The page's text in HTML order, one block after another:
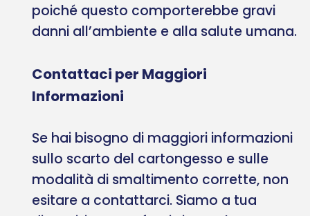
poiché questo comporterebbe gravi
danni all’ambiente e alla salute umana.
Contattaci per Maggiori
Informazioni
Se hai bisogno di maggiori informazioni
sullo scarto del cartongesso e sulle
modalità di smaltimento corrette, non
esitare a contattarci. Siamo a tua